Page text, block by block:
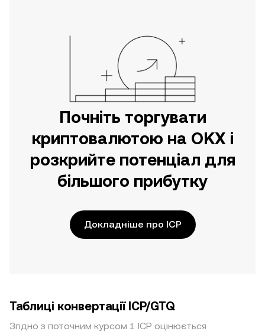
Почніть торгувати
криптовалютою на OKX і
розкрийте потенціал для
більшого прибутку
Докладніше про ICP
Таблиці конвертації ICP/GTQ
Згідно з поточним курсом 1 ICP оцінюється